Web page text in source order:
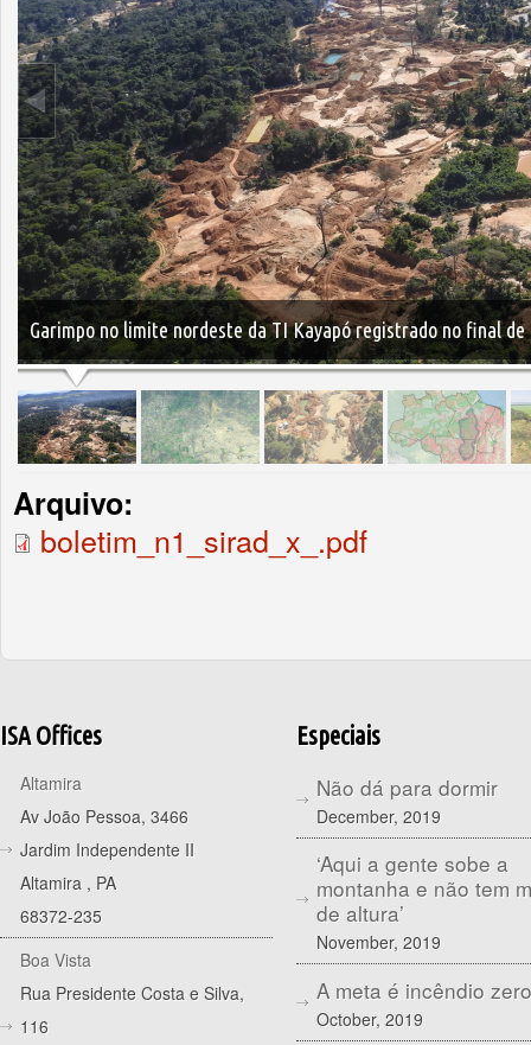
Garimpo no limite nordeste da TI Kayapó registrado no final de
Arquivo:
boletim_n1_sirad_x_.pdf
ISA Offices
Altamira
Av João Pessoa, 3466
Jardim Independente II
Altamira , PA
68372-235
Boa Vista
Rua Presidente Costa e Silva,
116
Especiais
Não dá para dormir
December, 2019
‘Aqui a gente sobe a
montanha e não tem
de altura’
November, 2019
A meta é incêndio zero
October, 2019